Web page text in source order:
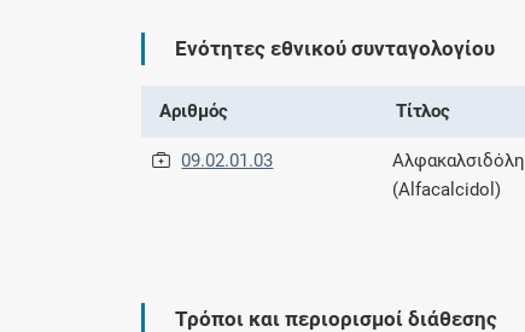
Ενότητες εθνικού συνταγολογίου
Αριθμός Τίτλος
09.02.01.03
Αλφακαλσιδόλη
(Alfacalcidol)
Τρόποι και περιορισμοί διάθεσης